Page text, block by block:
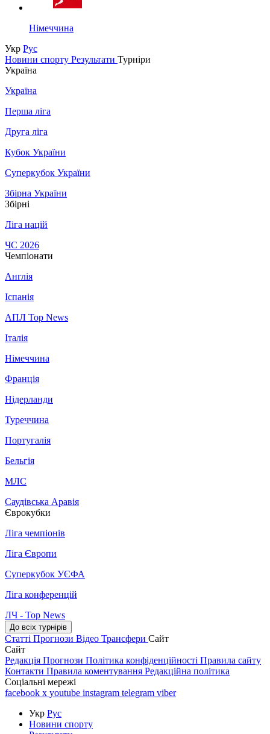
Німеччина
Укр Рус
Новини спорту Результати Турніри
Україна
Україна
Перша ліга
Друга ліга
Кубок України
Суперкубок України
Збірна України
Збірні
Ліга націй
ЧС 2026
Чемпіонати
Англія
Іспанія
АПЛ Top News
Італія
Німеччина
Франція
Нідерланди
Туреччина
Португалія
Бельгія
МЛС
Саудівська Аравія
Єврокубки
Ліга чемпіонів
Ліга Європи
Суперкубок УЄФА
Ліга конференцій
ЛЧ - Top News
До всіх турнірів
Статті Прогнози Відео Трансфери Сайт
Сайт
Редакція Прогнози Політика конфіденційності Правила сайту
Контакти Правила коментування Редакційна політика
Соціальні мережі
facebook x youtube instagram telegram viber
Укр Рус
Новини спорту